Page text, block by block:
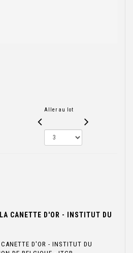
Aller au lot
CANETTE D'OR - INSTITUT DU
D'OR - INSTITUT DU